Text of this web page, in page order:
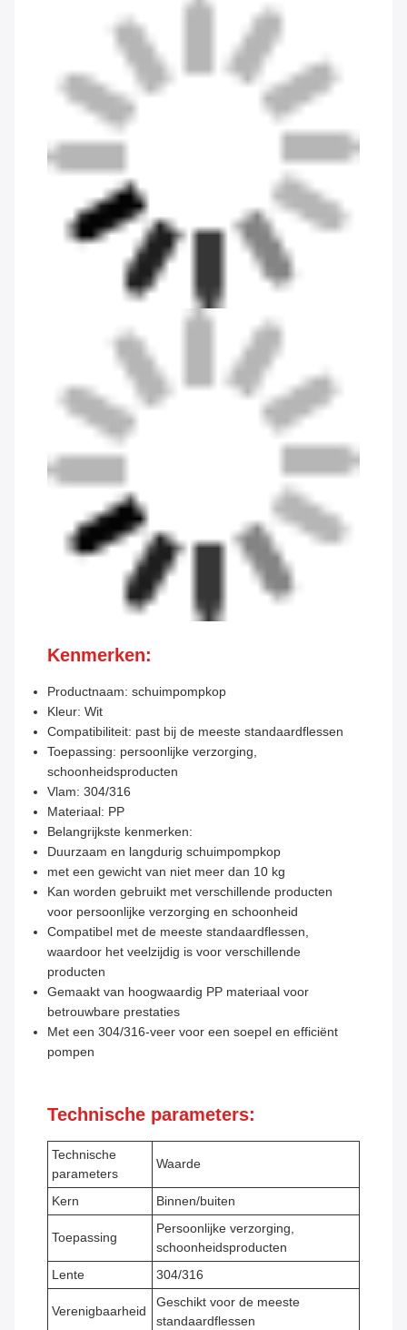
Kenmerken:
Productnaam: schuimpompkop
Kleur: Wit
Compatibiliteit: past bij de meeste standaardflessen
Toepassing: persoonlijke verzorging,
schoonheidsproducten
Vlam: 304/316
Materiaal: PP
Belangrijkste kenmerken:
Duurzaam en langdurig schuimpompkop
met een gewicht van niet meer dan 10 kg
Kan worden gebruikt met verschillende producten
voor persoonlijke verzorging en schoonheid
Compatibel met de meeste standaardflessen,
waardoor het veelzijdig is voor verschillende
producten
Gemaakt van hoogwaardig PP materiaal voor
betrouwbare prestaties
Met een 304/316-veer voor een soepel en efficiënt
pompen
Technische parameters:
Technische
parameters
Waarde
Kern Binnen/buiten
Toepassing
Persoonlijke verzorging,
schoonheidsproducten
Lente
304/316
Verenigbaarheid
Geschikt voor de meeste
standaardflessen